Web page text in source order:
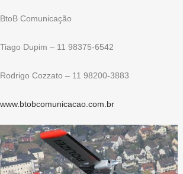
BtoB Comunicação
Tiago Dupim – 11 98375-6542
Rodrigo Cozzato – 11 98200-3883
www.btobcomunicacao.com.br